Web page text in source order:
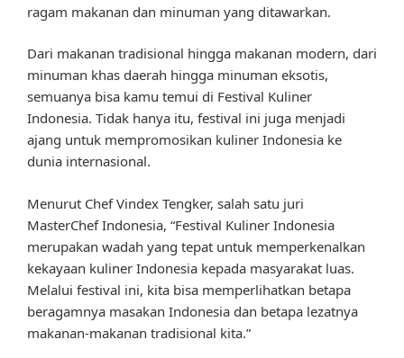
ragam makanan dan minuman yang ditawarkan.
Dari makanan tradisional hingga makanan modern, dari
minuman khas daerah hingga minuman eksotis,
semuanya bisa kamu temui di Festival Kuliner
Indonesia. Tidak hanya itu, festival ini juga menjadi
ajang untuk mempromosikan kuliner Indonesia ke
dunia internasional.
Menurut Chef Vindex Tengker, salah satu juri
MasterChef Indonesia, “Festival Kuliner Indonesia
merupakan wadah yang tepat untuk memperkenalkan
kekayaan kuliner Indonesia kepada masyarakat luas.
Melalui festival ini, kita bisa memperlihatkan betapa
beragamnya masakan Indonesia dan betapa lezatnya
makanan-makanan tradisional kita.”